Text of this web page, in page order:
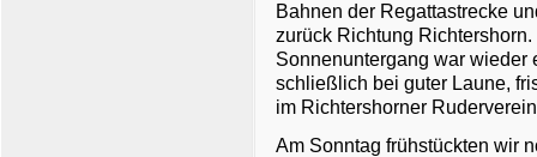
Bahnen der Regattastrecke
zurück Richtung
Sonnenuntergang war
schließlich bei guter Laune,
im Richtershorner
Am Sonntag frühstückten wir